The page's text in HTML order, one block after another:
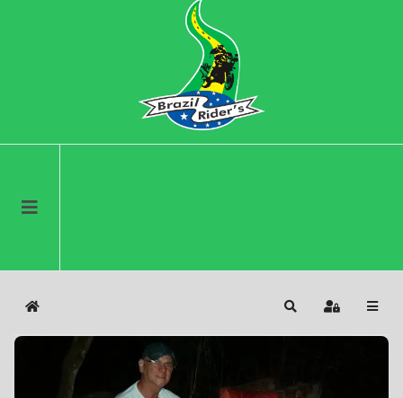
Home SearchSign In